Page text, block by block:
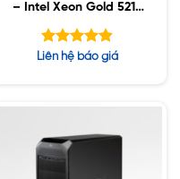
– Intel Xeon Gold 5218
/ 64GB ECC / 2TB SSD
/ 6TB SATA / Nvidia
RTX6000 24GB
Được xếp
Liên hệ báo giá